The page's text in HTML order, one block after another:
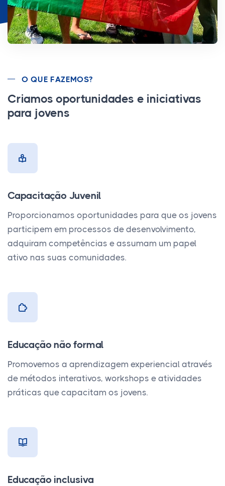
O QUE FAZEMOS?
Criamos oportunidades e iniciativas
para jovens
Capacitação Juvenil
Proporcionamos oportunidades para que os jovens
participem em processos de desenvolvimento,
adquiram competências e assumam um papel
ativo nas suas comunidades.
Educação não formal
Promovemos a aprendizagem experiencial através
de métodos interativos, workshops e atividades
práticas que capacitam os jovens.
Educação inclusiva